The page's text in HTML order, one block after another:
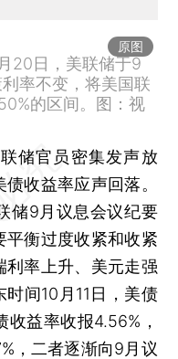
原图
20日，美联储于9
率不变，将美国联
的区间。图：视
储官员密集发声放
收益率应声回落。
储9月议息会议纪要
衡过度收紧和收紧
率上升、美元走强
间10月11日，美债
益率收报4.56%，
，二者逐渐向9月议